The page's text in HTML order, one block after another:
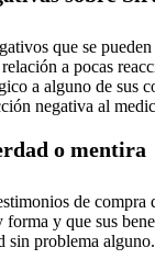
que se
a pocas
a alguno de sus
negativa al
o mentira
de compra
y que sus
sin problema alguno.